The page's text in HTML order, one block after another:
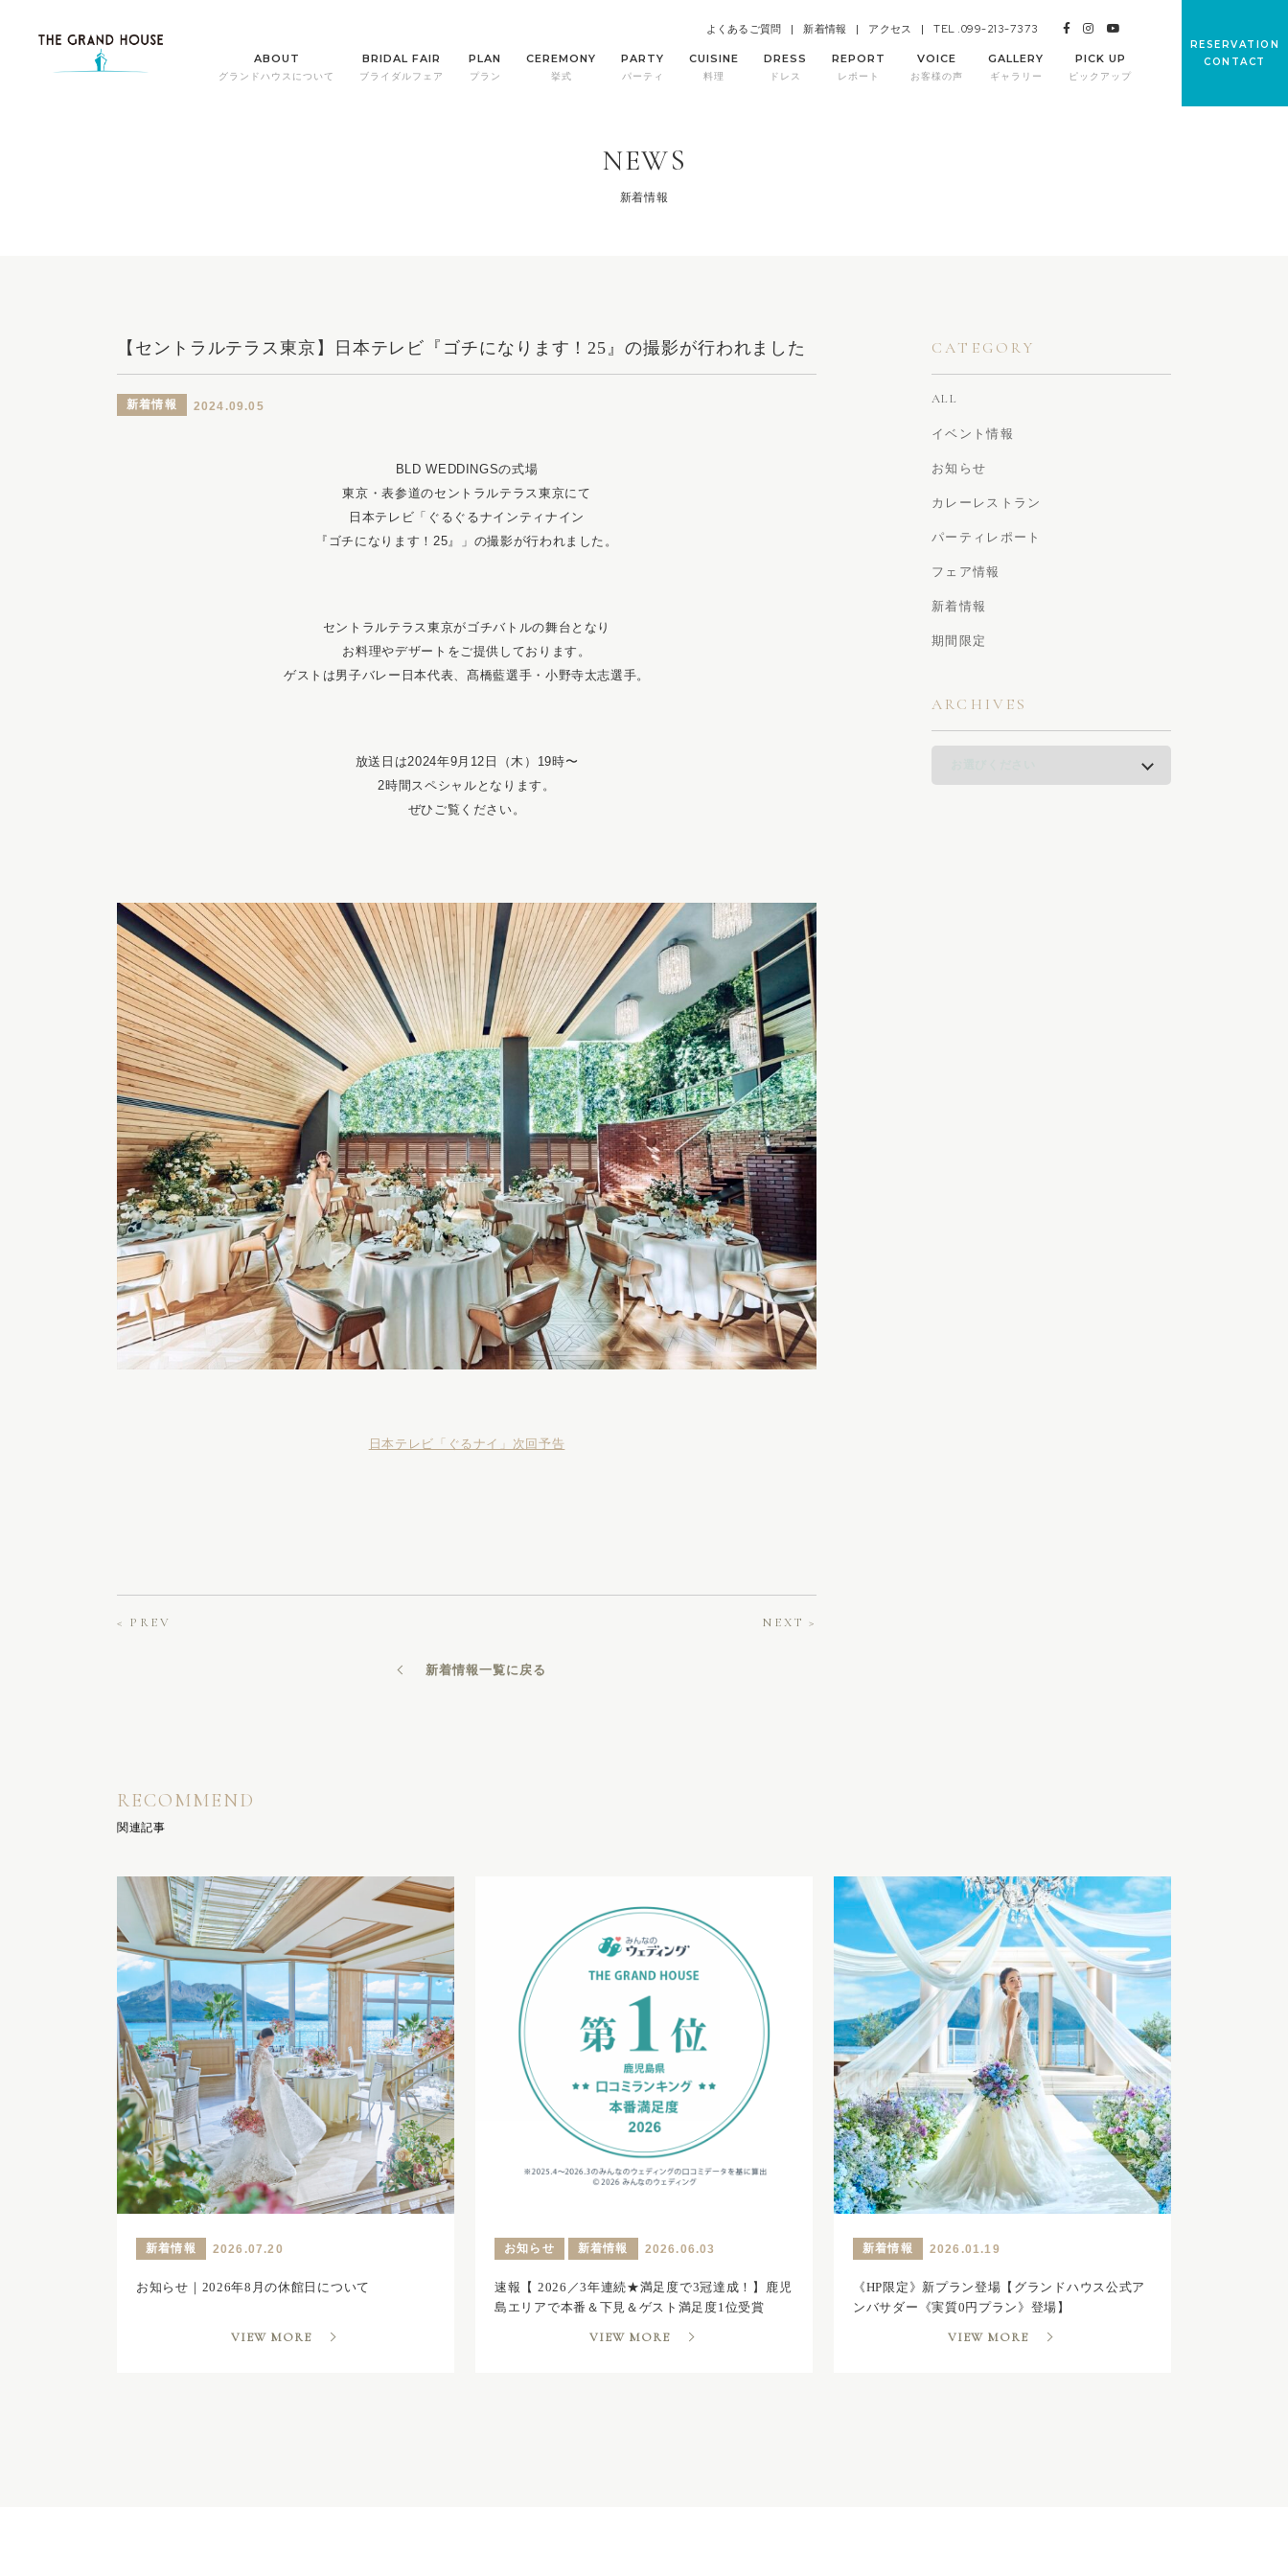
よくあるご質問 新着情報 アクセス TEL .099-213-7373
ABOUT
グランドハウスについて
BRIDAL FAIR
ブライダルフェア
PLAN
プラン
CEREMONY
挙式
PARTY
パーティ
CUISINE
料理
DRESS
ドレス
REPORT
レポート
VOICE
お客様の声
GALLERY
ギャラリー
PICK UP
ピックアップ
RESERVATION
CONTACT
NEWS
新着情報
【セントラルテラス東京】日本テレビ『ゴチになります！25』の撮影が行われました
新着情報 2024.09.05
BLD WEDDINGSの式場
東京・表参道のセントラルテラス東京にて
日本テレビ「ぐるぐるナインティナイン
『ゴチになります！25』」の撮影が行われました。
セントラルテラス東京がゴチバトルの舞台となり
お料理やデザートをご提供しております。
ゲストは男子バレー日本代表、髙橋藍選手・小野寺太志選手。
放送日は2024年9月12日（木）19時〜
2時間スペシャルとなります。
ぜひご覧ください。
日本テレビ「ぐるナイ」次回予告
< PREV NEXT >
新着情報一覧に戻る
CATEGORY
ALL
イベント情報
お知らせ
カレーレストラン
パーティレポート
フェア情報
新着情報
期間限定
ARCHIVES
RECOMMEND
関連記事
新着情報 2026.07.20
お知らせ｜2026年8月の休館日について
VIEW MORE
お知らせ 新着情報 2026.06.03
速報【 2026／3年連続★満足度で3冠達成！】鹿児
島エリアで本番＆下見＆ゲスト満足度1位受賞
VIEW MORE
新着情報 2026.01.19
《HP限定》新プラン登場【グランドハウス公式ア
ンバサダー《実質0円プラン》登場】
VIEW MORE